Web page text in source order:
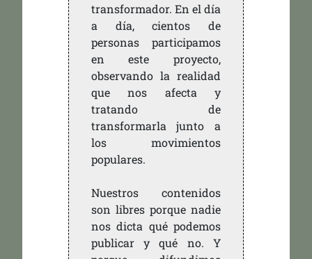
transformador. En el día
a día, cientos de
personas participamos
en este proyecto,
observando la realidad
que nos afecta y
tratando de
transformarla junto a
los movimientos
populares.
Nuestros contenidos
son libres porque nadie
nos dicta qué podemos
publicar y qué no. Y